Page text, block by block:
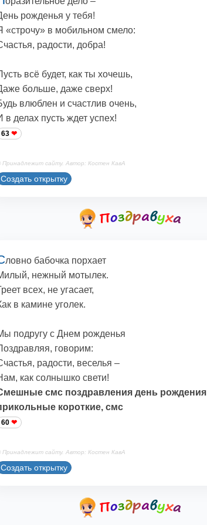
рожденья у тебя!
«строчу» в мобильном смело:
радости, добра!
всё будет, как ты хочешь,
больше, даже сверх!
влюблен и счастлив очень,
в делах пусть ждет успех!
63
Принадлежит сайту. Автор: Костен КавА
Создать открытку
ловно бабочка порхает
нежный мотылек.
всех, не угасает,
в камине уголек.
подругу с Днем рожденья
говорим:
радости, веселья –
как солнышко свети!
смс поздравления день рождения
короткие, смс
60
Принадлежит сайту. Автор: Костен КавА
Создать открытку